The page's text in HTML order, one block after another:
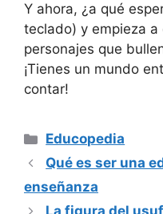
Y ahora, ¿a ‍qué
teclado)‌ y​ empieza ⁢a
personajes​ que
¡Tienes un mundo
contar!
Categorías
Educopedia
Qué es ser una
enseñanza